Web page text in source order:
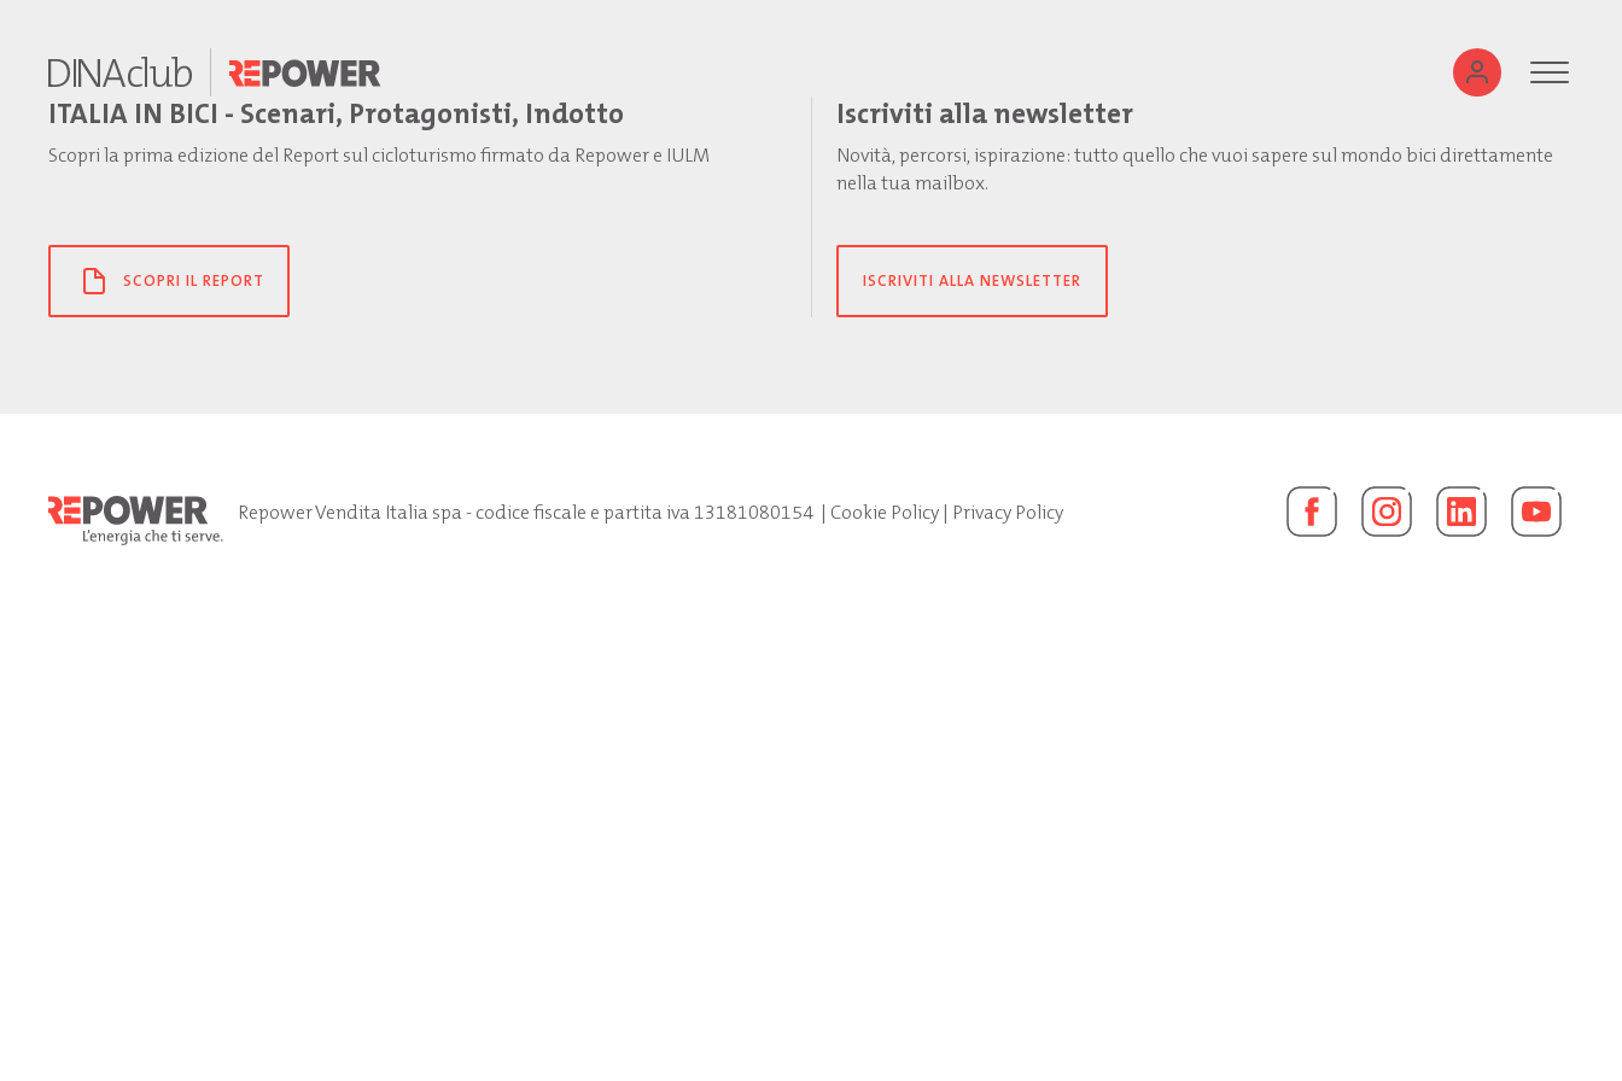
ITALIA IN BICI - Scenari, Protagonisti, Indotto
Scopri la prima edizione del Report sul cicloturismo firmato da Repower e IULM
SCOPRI IL REPORT
Iscriviti alla newsletter
Novità, percorsi, ispirazione: tutto quello che vuoi sapere sul mondo bici direttamente
nella tua mailbox.
ISCRIVITI ALLA NEWSLETTER
Repower Vendita Italia spa - codice fiscale e partita iva 13181080154| Cookie Policy| Privacy Policy